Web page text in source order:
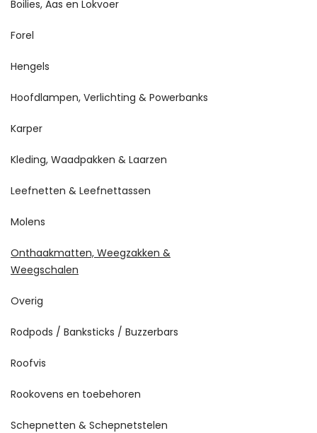
Boilies, Aas en Lokvoer
Forel
Hengels
Hoofdlampen, Verlichting & Powerbanks
Karper
Kleding, Waadpakken & Laarzen
Leefnetten & Leefnettassen
Molens
Onthaakmatten, Weegzakken &
Weegschalen
Overig
Rodpods / Banksticks / Buzzerbars
Roofvis
Rookovens en toebehoren
Schepnetten & Schepnetstelen